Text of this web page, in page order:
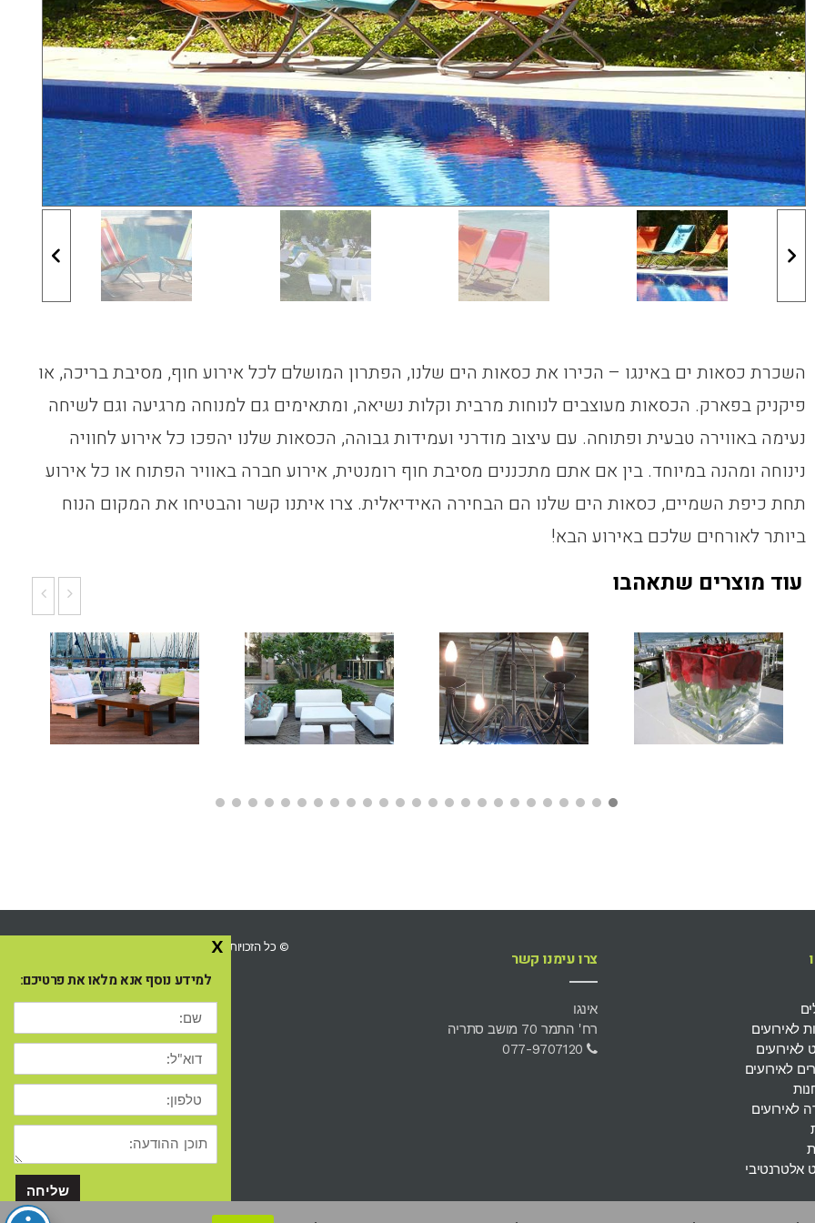
השכרת כסאות ים באינגו – הכירו את כסאות הים שלנו, הפתרון המושלם לכל אירוע חוף, מסיבת בריכה, או
פיקניק בפארק. הכסאות מעוצבים לנוחות מרבית וקלות נשיאה, ומתאימים גם למנוחה מרגיעה וגם לשיחה
נעימה באווירה טבעית ופתוחה. עם עיצוב מודרני ועמידות גבוהה, הכסאות שלנו יהפכו כל אירוע לחוויה
נינוחה ומהנה במיוחד. בין אם אתם מתכננים מסיבת חוף רומנטית, אירוע חברה באוויר הפתוח או כל אירוע
תחת כיפת השמיים, כסאות הים שלנו הם הבחירה האידיאלית. צרו איתנו קשר והבטיחו את המקום הנוח
ביותר לאורחים שלכם באירוע הבא!
עוד מוצרים שתאהבו
לאירועים
לאירועים
לאירועים
לאירועים
אלטרנטיבי
צרו עימנו קשר
אינגו
רח' התמר 70 מושב סתריה
077-9707120
x
למידע נוסף אנא מלאו את פרטיכם:
שם:
דוא"ל:
טלפון:
תוכן
ההודעה
שליחה
© כל הזכויות שמורות ל-Ingo השכרת ציוד לאירועים 2025